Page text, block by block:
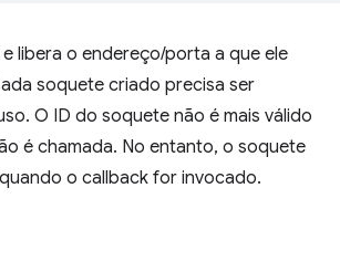
libera o endereço/porta a que ele
soquete criado precisa ser
O ID do soquete não é mais válido
é chamada. No entanto, o soquete
o callback for invocado.